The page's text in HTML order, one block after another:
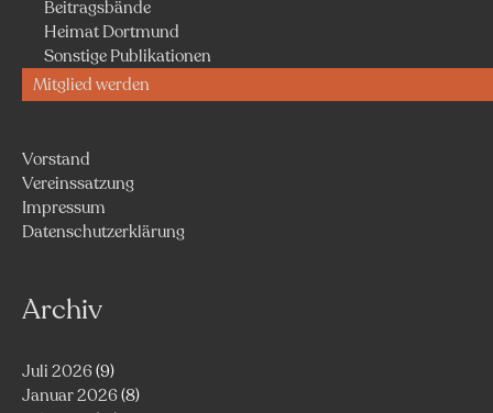
Beitragsbände
Heimat Dortmund
Sonstige Publikationen
Mitglied werden
Vorstand
Vereinssatzung
Impressum
Datenschutzerklärung
Archiv
Juli 2026(9)
Januar 2026(8)